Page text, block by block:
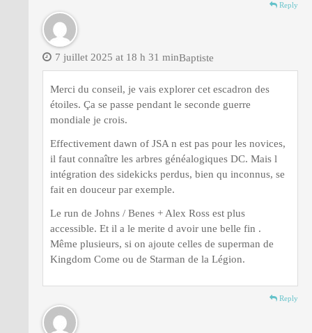
Reply
Baptiste
7 juillet 2025 at 18 h 31 min
Merci du conseil, je vais explorer cet escadron des
étoiles. Ça se passe pendant le seconde guerre
mondiale je crois.
Effectivement dawn of JSA n est pas pour les novices,
il faut connaître les arbres généalogiques DC. Mais l
intégration des sidekicks perdus, bien qu inconnus, se
fait en douceur par exemple.
Le run de Johns / Benes + Alex Ross est plus
accessible. Et il a le merite d avoir une belle fin .
Même plusieurs, si on ajoute celles de superman de
Kingdom Come ou de Starman de la Légion.
Reply